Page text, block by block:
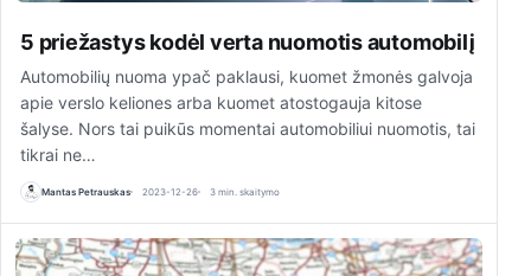
5 priežastys kodėl verta nuomotis automobilį
Automobilių nuoma ypač paklausi, kuomet žmonės galvoja
apie verslo keliones arba kuomet atostogauja kitose
šalyse. Nors tai puikūs momentai automobiliui nuomotis, tai
tikrai ne…
Mantas Petrauskas 2023-12-26 3 min. skaitymo